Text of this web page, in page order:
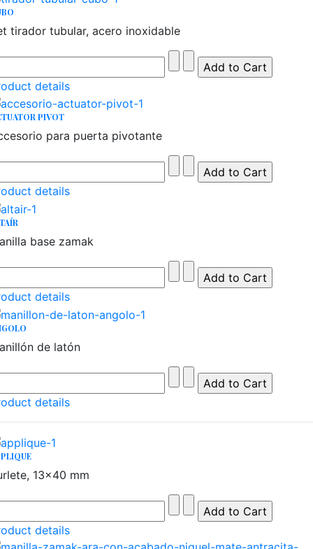
tirador tubular, acero inoxidable
details
PIVOT
para puerta pivotante
details
base zamak
details
de latón
details
13x40 mm
details